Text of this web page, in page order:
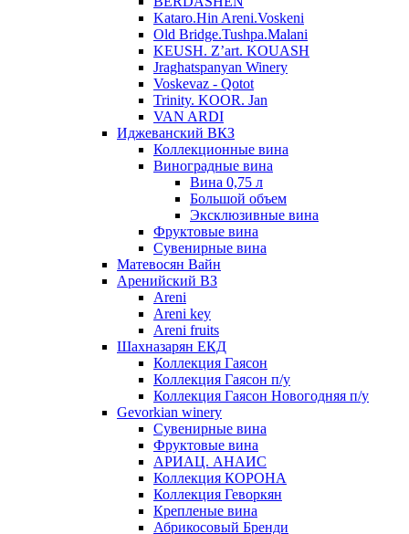
Kataro.Hin Areni.Voskeni
Old Bridge.Tushpa.Malani
KEUSH. Z’art. KOUASH
Jraghatspanyan Winery
Voskevaz - Qotot
Trinity. KOOR. Jan
VAN ARDI
Иджеванский ВКЗ
Коллекционные вина
Виноградные вина
Вина 0,75 л
Большой объем
Эксклюзивные вина
Фруктовые вина
Cувенирные вина
Матевосян Вайн
Аренийский ВЗ
Areni
Areni key
Areni fruits
Шахназарян ЕКД
Коллекция Гаясон
Коллекция Гаясон п/у
Коллекция Гаясон Новогодняя п/у
Gevorkian winery
Сувенирные вина
Фруктовые вина
АРИАЦ. АНАИС
Коллекция КОРОНА
Коллекция Геворкян
Крепленые вина
Абрикосовый Бренди